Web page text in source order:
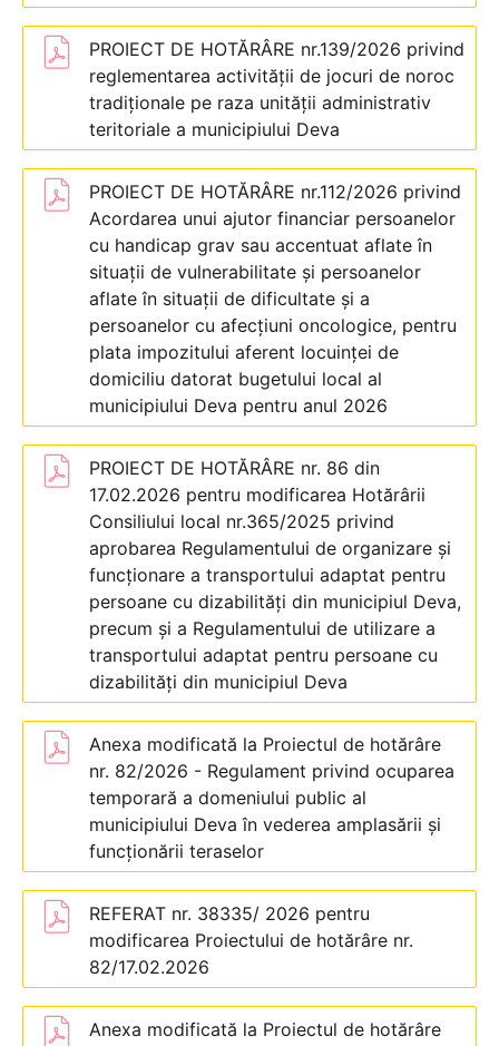
PROIECT DE HOTĂRÂRE nr.139/2026 privind
reglementarea activității de jocuri de noroc
tradiționale pe raza unităţii administrativ
teritoriale a municipiului Deva
PROIECT DE HOTĂRÂRE nr.112/2026 privind
Acordarea unui ajutor financiar persoanelor
cu handicap grav sau accentuat aflate în
situații de vulnerabilitate și persoanelor
aflate în situații de dificultate și a
persoanelor cu afecțiuni oncologice, pentru
plata impozitului aferent locuinței de
domiciliu datorat bugetului local al
municipiului Deva pentru anul 2026
PROIECT DE HOTĂRÂRE nr. 86 din
17.02.2026 pentru modificarea Hotărârii
Consiliului local nr.365/2025 privind
aprobarea Regulamentului de organizare și
funcționare a transportului adaptat pentru
persoane cu dizabilități din municipiul Deva,
precum și a Regulamentului de utilizare a
transportului adaptat pentru persoane cu
dizabilități din municipiul Deva
Anexa modificată la Proiectul de hotărâre
nr. 82/2026 - Regulament privind ocuparea
temporară a domeniului public al
municipiului Deva în vederea amplasării și
funcționării teraselor
REFERAT nr. 38335/ 2026 pentru
modificarea Proiectului de hotărâre nr.
82/17.02.2026
Anexa modificată la Proiectul de hotărâre